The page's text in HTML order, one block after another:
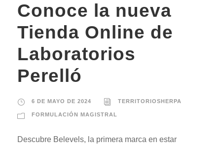
Conoce la nueva
Tienda Online de
Laboratorios
Perelló
6 DE MAYO DE 2024 TERRITORIOSHERPA
FORMULACIÓN MAGISTRAL
Descubre Belevels, la primera marca en estar